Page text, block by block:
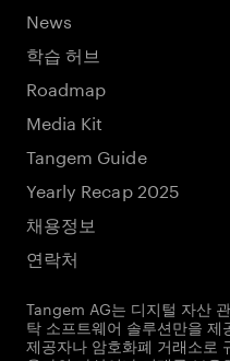
News
학습 허브
Roadmap
Media Kit
Tangem Guide
Yearly Recap 2025
채용정보
연락처
Tangem AG는 디지털 자산
탁 소프트웨어 솔루션만을
제공자나 암호화폐 거래소로